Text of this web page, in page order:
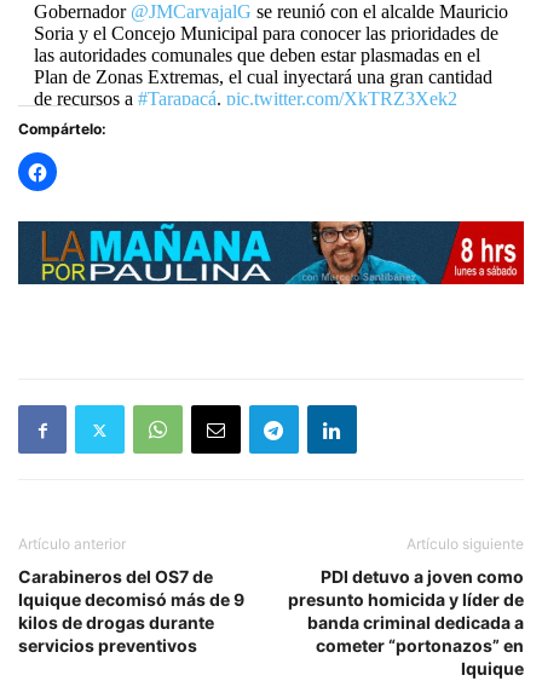
Gobernador @JMCarvajalG se reunió con el alcalde Mauricio
Soria y el Concejo Municipal para conocer las prioridades de
las autoridades comunales que deben estar plasmadas en el
Plan de Zonas Extremas, el cual inyectará una gran cantidad
de recursos a #Tarapacá. pic.twitter.com/XkTRZ3Xek2
— Gobierno Regional Tarapacá (@Gore_Tarapaca)
20, 2022
Compártelo:
Artículo anterior
Carabineros del OS7 de
Iquique decomisó más de 9
kilos de drogas durante
servicios preventivos
Artículo siguiente
PDI detuvo a joven como
presunto homicida y líder de
banda criminal dedicada a
cometer “portonazos” en
Iquique